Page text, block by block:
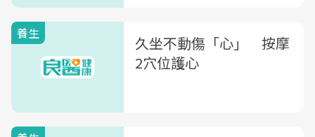
養生
久坐不動傷「心」 按摩
2穴位護心